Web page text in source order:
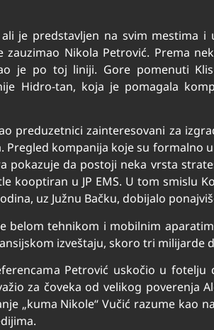
je predstavljen na svim mestima
Nikola Petrović. Prema
je po toj liniji. Gore pomenuti
Hidro-tan, koja je pomagala
preduzetnici zainteresovani za
kompanija koje su formalno
da postoji neka vrsta
kooptiran u JP EMS. U tom smislu
uz Južnu Bačku, dobijalo
tehnikom i mobilnim
izveštaju, skoro tri milijarde
Petrović uskočio u
za čoveka od velikog poverenja
„kuma Nikole“ Vučić razume kao